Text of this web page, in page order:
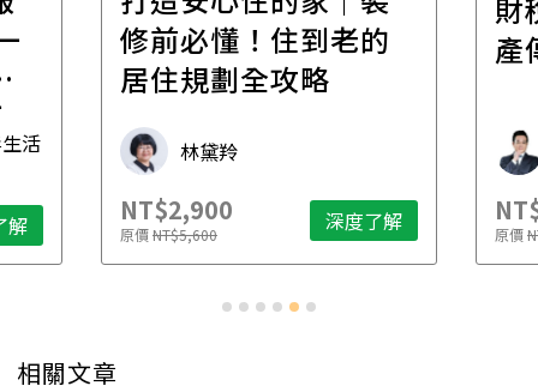
活
解
修前必懂！住到老的
居住規劃全攻略
林黛羚
NT$2,900
原價NT$5,600 深度了解
財
產
原價
相關文章